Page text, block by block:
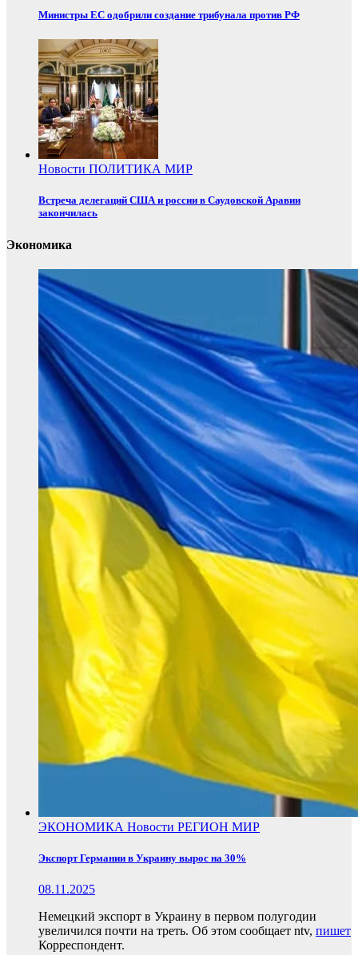
Министры ЕС одобрили создание трибунала против РФ
Новости ПОЛИТИКА МИР
Встреча делегаций США и россии в Саудовской Аравии
закончилась
Экономика
ЭКОНОМИКА Новости РЕГИОН МИР
Экспорт Германии в Украину вырос на 30%
08.11.2025
Немецкий экспорт в Украину в первом полугодии
увеличился почти на треть. Об этом сообщает ntv, пишет
Корреспондент.